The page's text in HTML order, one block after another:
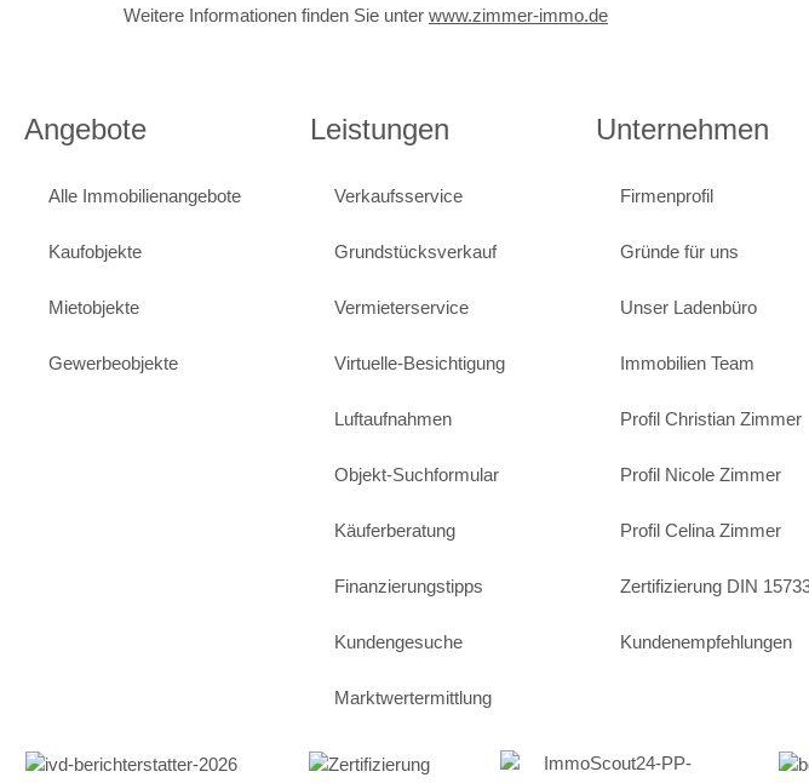
Weitere Informationen finden Sie unter www.zimmer-immo.de
Angebote
Alle Immobilienangebote
Kaufobjekte
Mietobjekte
Gewerbeobjekte
Leistungen
Verkaufsservice
Grundstücksverkauf
Vermieterservice
Virtuelle-Besichtigung
Luftaufnahmen
Objekt-Suchformular
Käuferberatung
Finanzierungstipps
Kundengesuche
Marktwertermittlung
Unternehmen
Firmenprofil
Gründe für uns
Unser Ladenbüro
Immobilien Team
Profil Christian Zimmer
Profil Nicole Zimmer
Profil Celina Zimmer
Zertifizierung DIN
Kundenempfehlungen